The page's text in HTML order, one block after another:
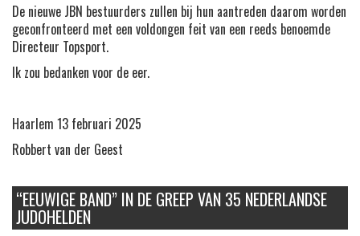
De nieuwe JBN bestuurders zullen bij hun aantreden daarom worden
geconfronteerd met een voldongen feit van een reeds benoemde
Directeur Topsport.
Ik zou bedanken voor de eer.
Haarlem 13 februari 2025
Robbert van der Geest
“EEUWIGE BAND” IN DE GREEP VAN 35 NEDERLANDSE
JUDOHELDEN